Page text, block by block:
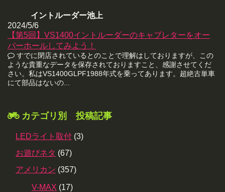
イントルーダー池上
2024/5/6
【第5回】VS1400イントルーダーのキャブレターをオー
バーホールしてみよう！
すでに閉店されているとのことで理解はしておりますが、この
ような貴重なデータを保存されておりますこと、感謝させてくだ
さい。私はVS1400GLPF1988年式を乗ってあります。超絶古単車
にて部品はないの...
カテゴリ別 投稿記事
LEDライト取付 (3)
お遊びネタ (67)
アメリカン (357)
V-MAX (17)